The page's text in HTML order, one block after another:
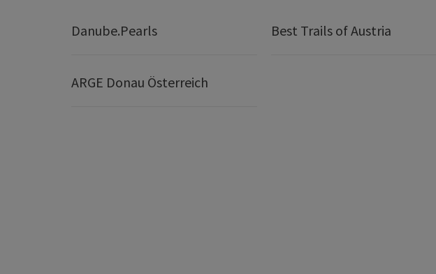
Danube.Pearls Best Trails of Austria
ARGE Donau Österreich